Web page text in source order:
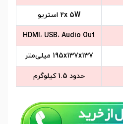
2x 5W استریو
HDMI، USB، Audio Out
195x137x137 میلی‌متر
حدود 1.5 کیلوگرم